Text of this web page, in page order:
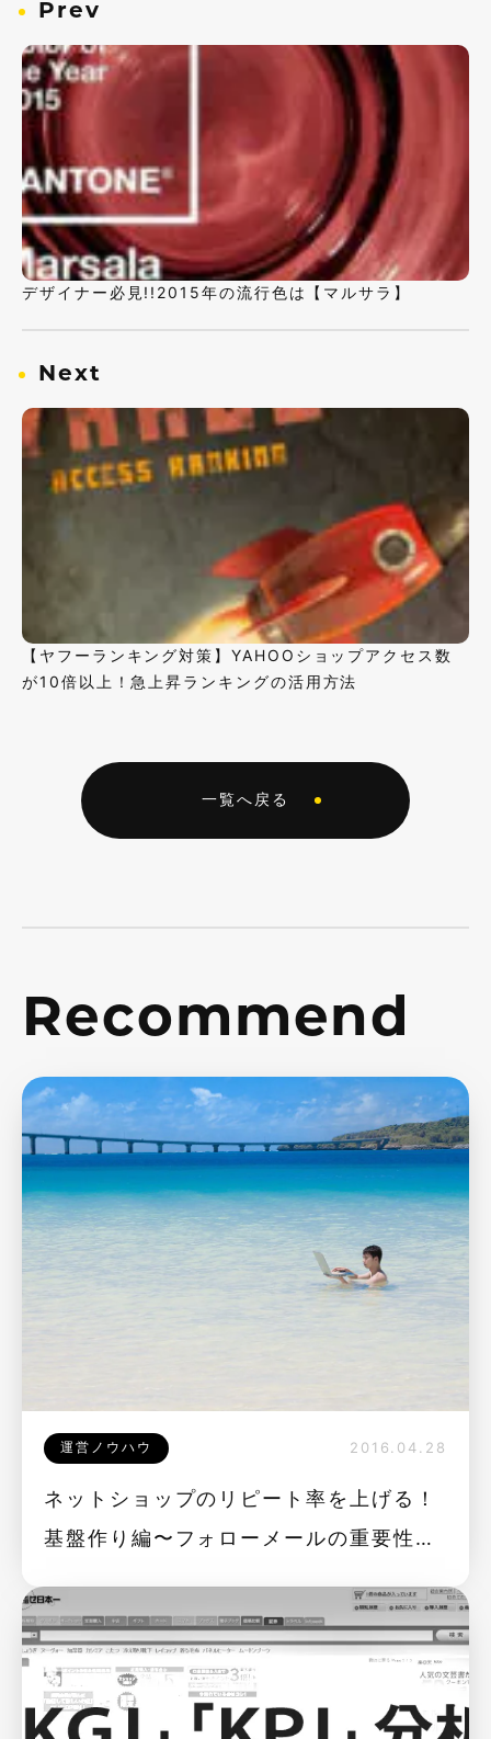
Prev
デザイナー必見!!2015年の流行色は【マルサラ】
Next
【ヤフーランキング対策】YAHOOショップアクセス数
が10倍以上！急上昇ランキングの活用方法
一覧へ戻る
Recommend
運営ノウハウ 2016.04.28
ネットショップのリピート率を上げる！
基盤作り編〜フォローメールの重要性と